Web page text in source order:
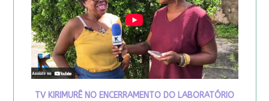
TV KIRIMURÊ NO ENCERRAMENTO DO LABORATÓRIO